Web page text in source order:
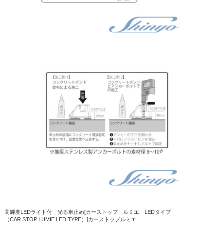
高輝度LEDライト付 光る車止め[カーストップ ルミエ LEDタイプ
（CAR STOP LUMIE LED TYPE）]カーストップルミエ